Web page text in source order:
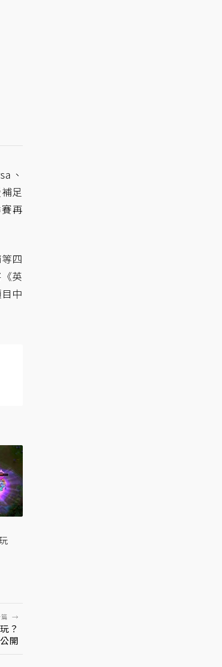
、
足
再
四
英
中
→
？
開